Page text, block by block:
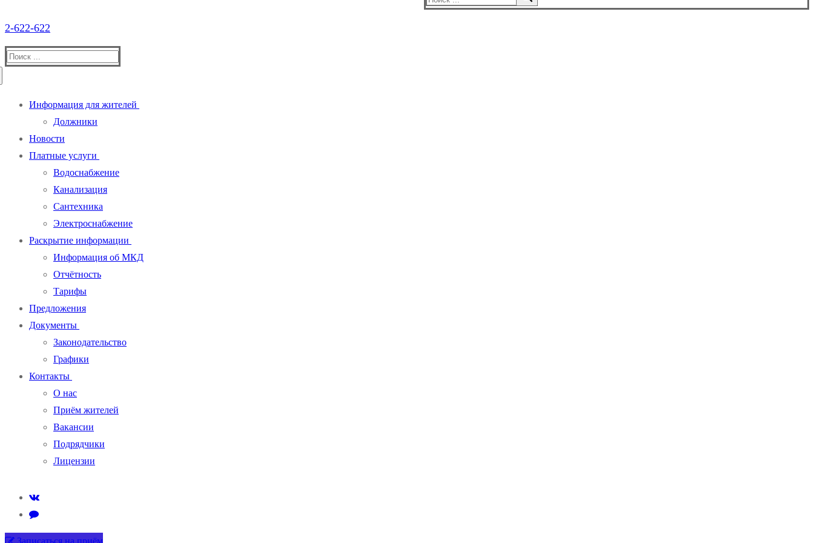
2-622-622
Найти:
Информация для жителей
Должники
Новости
Платные услуги
Водоснабжение
Канализация
Сантехника
Электроснабжение
Раскрытие информации
Информация об МКД
Отчётность
Тарифы
Предложения
Документы
Законодательство
Графики
Контакты
О нас
Приём жителей
Вакансии
Подрядчики
Лицензии
Записаться на приём